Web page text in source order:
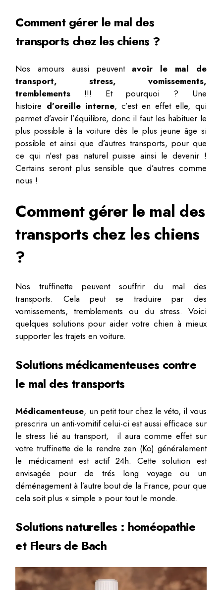
Comment gérer le mal des
transports chez les chiens ?
Nos amours aussi peuventavoir le mal de
transport, stress, vomissements,
tremblements !!! Et pourquoi ? Une
histoire d’oreille interne, c’est en effet elle, qui
permet d’avoir l’équilibre, donc il faut les habituer le
plus possible à la voiture dès le plus jeune âge si
possible et ainsi que d’autres transports, pour que
ce qui n’est pas naturel puisse ainsi le devenir !
Certains seront plus sensible que d’autres comme
nous !
Comment gérer le mal des
transports chez les chiens
?
Nos truffinette peuvent souffrir du mal des
transports. Cela peut se traduire par des
vomissements, tremblements ou du stress. Voici
quelques solutions pour aider votre chien à mieux
supporter les trajets en voiture.
Solutions médicamenteuses contre
le mal des transports
Médicamenteuse, un petit tour chez le véto, il vous
prescrira un anti-vomitif celui-ci est aussi efficace sur
le stress lié au transport, il aura comme effet sur
votre truffinette de le rendre zen (Ko) généralement
le médicament est actif 24h. Cette solution est
envisagée pour de trés long voyage ou un
déménagement à l’autre bout de la France, pour que
cela soit plus « simple » pour tout le monde.
Solutions naturelles : homéopathie
et Fleurs de Bach